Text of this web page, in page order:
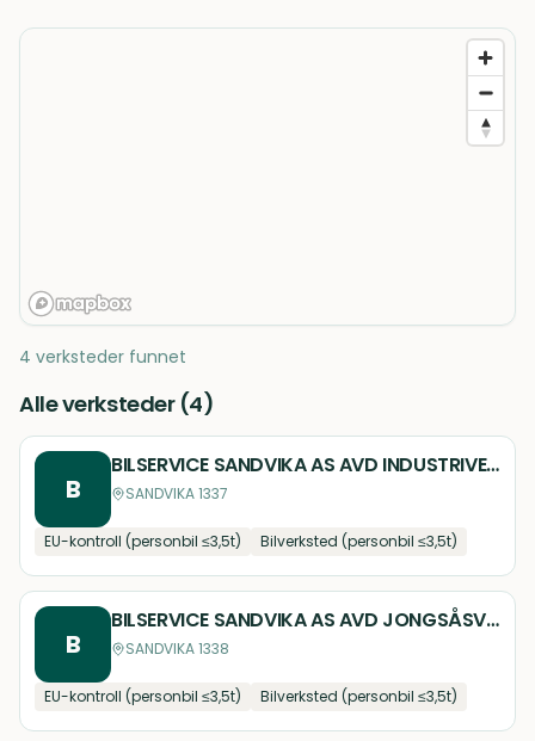
4 verksteder funnet
Alle verksteder (4)
B
BILSERVICE SANDVIKA AS AVD INDUSTRIVEIEN
SANDVIKA 1337
EU-kontroll (personbil ≤3,5t) Bilverksted (personbil ≤3,5t)
B
BILSERVICE SANDVIKA AS AVD JONGSÅSVEIEN
SANDVIKA 1338
EU-kontroll (personbil ≤3,5t) Bilverksted (personbil ≤3,5t)